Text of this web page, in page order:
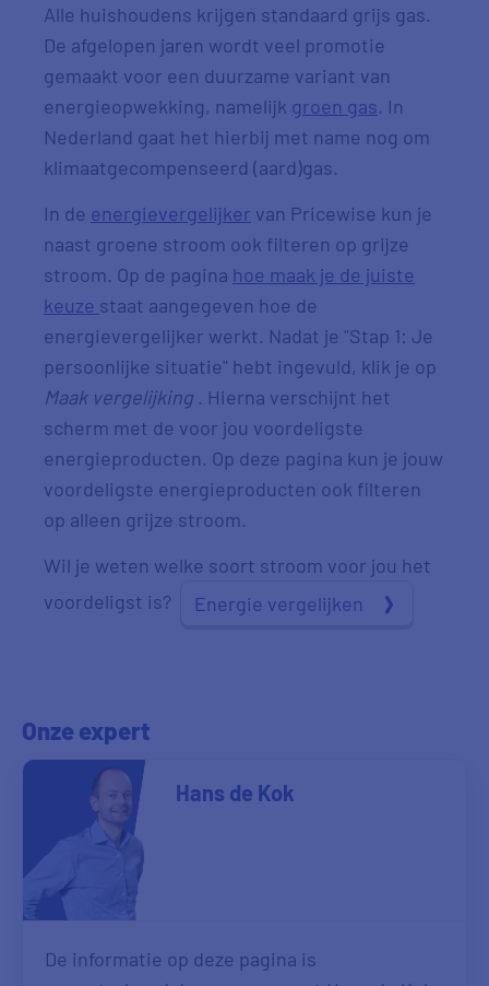
Alle huishoudens krijgen standaard grijs gas.
De afgelopen jaren wordt veel promotie
gemaakt voor een duurzame variant van
energieopwekking, namelijk groen gas. In
Nederland gaat het hierbij met name nog om
klimaatgecompenseerd (aard)gas.
In de energievergelijker van Pricewise kun je
naast groene stroom ook filteren op grijze
stroom. Op de pagina hoe maak je de juiste
keuze staat aangegeven hoe de
energievergelijker werkt. Nadat je "Stap 1: Je
persoonlijke situatie" hebt ingevuld, klik je op
Maak vergelijking . Hierna verschijnt het
scherm met de voor jou voordeligste
energieproducten. Op deze pagina kun je jouw
voordeligste energieproducten ook filteren
op alleen grijze stroom.
Wil je weten welke soort stroom voor jou het
voordeligst is?
Energie vergelijken
Onze expert
Hans de Kok
De informatie op deze pagina is